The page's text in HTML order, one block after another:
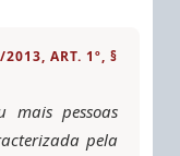
ART. 1º, §
mais pessoas
pela